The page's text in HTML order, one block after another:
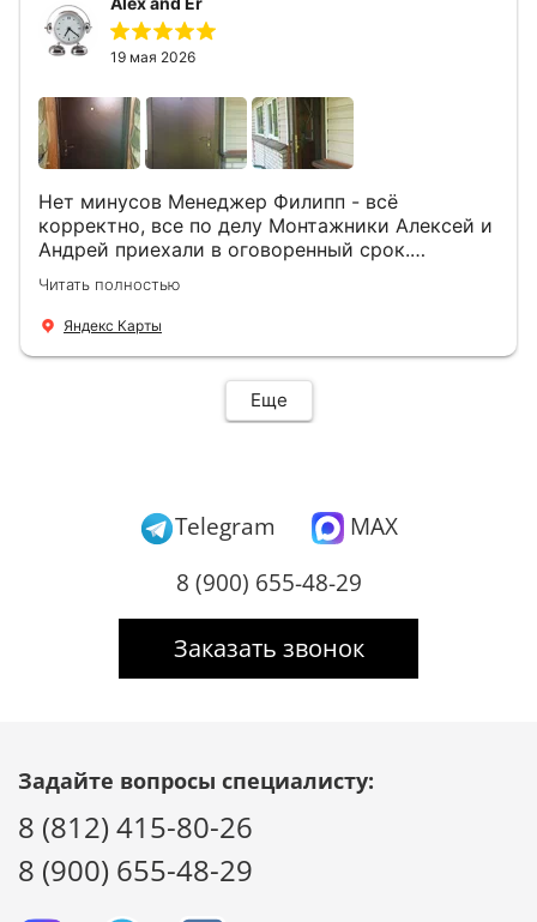
19 мая 2026
Нет минусов Менеджер Филипп - всё
корректно, все по делу Монтажники Алексей и
Андрей приехали в оговоренный срок.
Демонтировали старую дверь и установили
новую буквально за час Быстро и качественно
+ нормальные цены Всем большое спасибо
Читать полностью
Яндекс Карты
Еще
Telegram
MAX
8 (900) 655-48-29
Заказать звонок
Задайте вопросы специалисту:
8 (812) 415-80-26
8 (900) 655-48-29